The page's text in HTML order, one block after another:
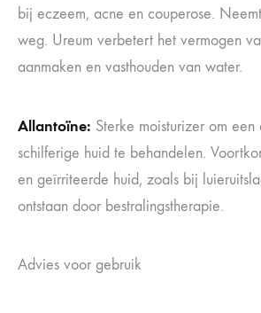
bij eczeem, acne en couperose.
weg. Ureum verbetert het vermogen
aanmaken en vasthouden van water.
Allantoïne: Sterke moisturizer om
schilferige huid te behandelen.
en geïrriteerde huid, zoals bij
ontstaan door bestralingstherapie.
Advies voor gebruik